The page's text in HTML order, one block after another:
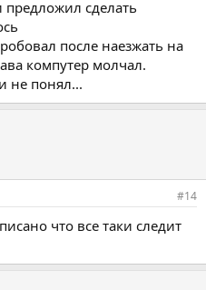
предложил сделать
после наезжать на
компутер молчал.
не понял...
#14
что все таки следит